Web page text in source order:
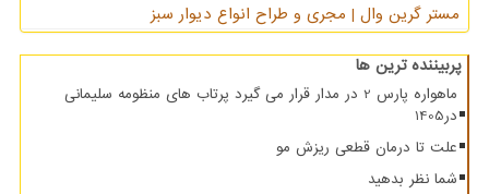
مستر گرین وال | مجری و طراح انواع دیوار سبز
پربیننده ترین ها
ماهواره پارس 2 در مدار قرار می گیرد پرتاب های منظومه سلیمانی
در1405
علت تا درمان قطعی ریزش مو
شما نظر بدهید